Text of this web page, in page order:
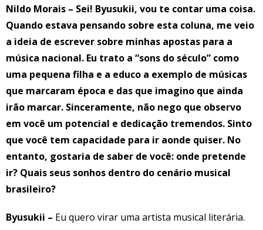
Nildo Morais – Sei! Byusukii, vou te contar uma coisa.
Quando estava pensando sobre esta coluna, me veio
a ideia de escrever sobre minhas apostas para a
música nacional. Eu trato a “sons do século” como
uma pequena filha e a educo a exemplo de músicas
que marcaram época e das que imagino que ainda
irão marcar. Sinceramente, não nego que observo
em você um potencial e dedicação tremendos. Sinto
que você tem capacidade para ir aonde quiser. No
entanto, gostaria de saber de você: onde pretende
ir? Quais seus sonhos dentro do cenário musical
brasileiro?
Byusukii – Eu quero virar uma artista musical literária.